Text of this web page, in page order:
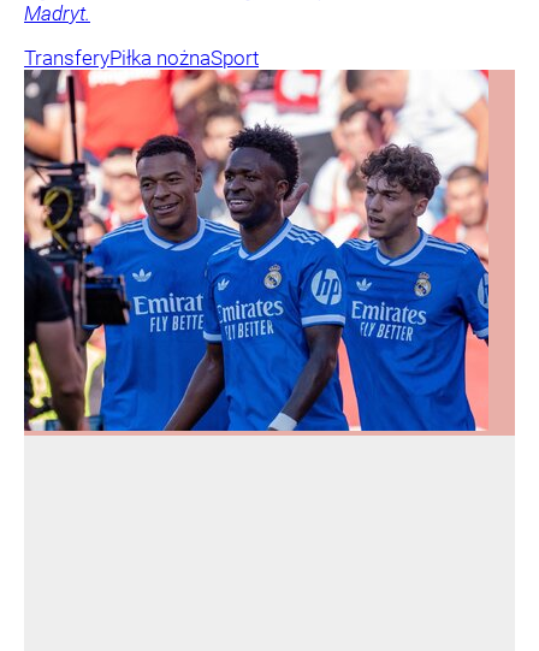
Madryt.
TransferyPiłka nożnaSport